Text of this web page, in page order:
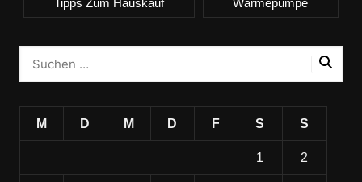
Tipps Zum Hauskauf Wärmepumpe
M D M D F S S
1 2